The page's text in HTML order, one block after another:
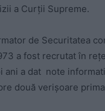
a Curții Supreme.
de Securitatea
a fost recrutat în
ani a dat note
două verișoare